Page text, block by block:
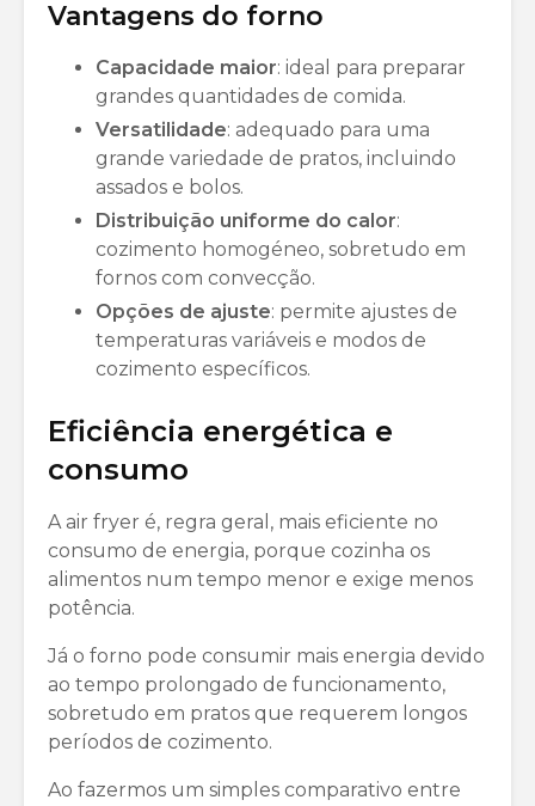
Vantagens do forno
Capacidade maior: ideal para preparar
grandes quantidades de comida.
Versatilidade: adequado para uma
grande variedade de pratos, incluindo
assados e bolos.
Distribuição uniforme do calor:
cozimento homogéneo, sobretudo em
fornos com convecção.
Opções de ajuste: permite ajustes de
temperaturas variáveis e modos de
cozimento específicos.
Eficiência energética e
consumo
A air fryer é, regra geral, mais eficiente no
consumo de energia, porque cozinha os
alimentos num tempo menor e exige menos
potência.
Já o forno pode consumir mais energia devido
ao tempo prolongado de funcionamento,
sobretudo em pratos que requerem longos
períodos de cozimento.
Ao fazermos um simples comparativo entre